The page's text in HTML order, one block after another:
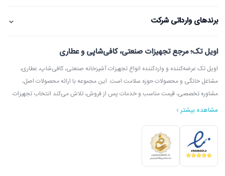
برندهای وارداتی شرکت ⌄
اویل تک؛ مرجع تجهیزات صنعتی، کافی‌شاپی و عطاری
اویل تک عرضه‌کننده و واردکننده انواع تجهیزات آشپزخانه صنعتی، کافی‌شاپ، عطاری،
مشاغل خانگی و محصولات حوزه سلامت است. این مجموعه با ارائه محصولات اصل،
مشاوره تخصصی، قیمت مناسب و خدمات پس از فروش، تلاش می‌کند انتخاب تجهیزات
در اویل تک می‌توانید انواع دستگاه آسیاب عطاری، آسیاب قهوه، دستگاه روغن‌گیری،
ارده‌گیری و کره‌گیری، دستگاه بخور، بویلر آب جوش، اسپرسوساز، گریل، سرخ‌کن، خمیرگیر،
مشاهده بیشتر ›